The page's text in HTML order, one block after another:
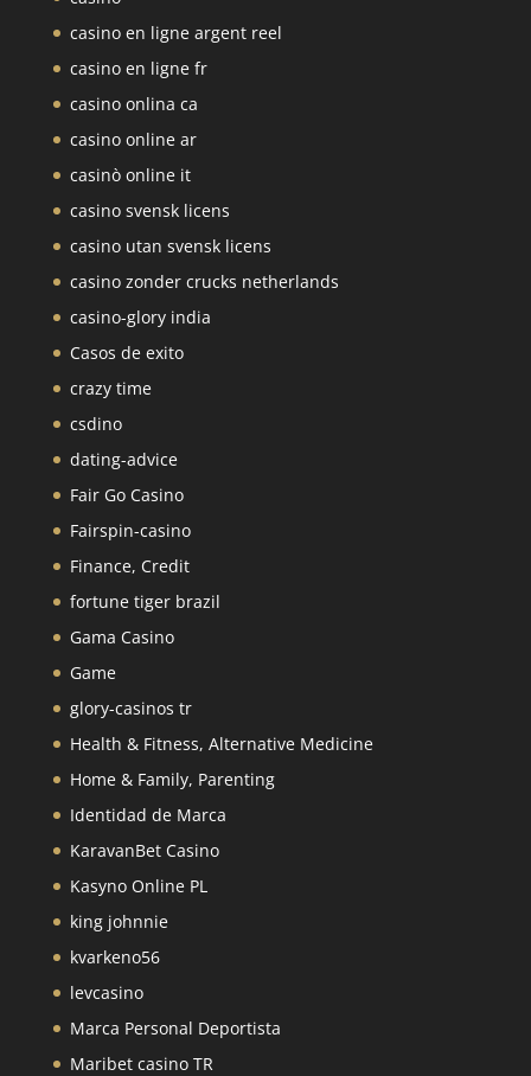
casino en ligne argent reel
casino en ligne fr
casino onlina ca
casino online ar
casinò online it
casino svensk licens
casino utan svensk licens
casino zonder crucks netherlands
casino-glory india
Casos de exito
crazy time
csdino
dating-advice
Fair Go Casino
Fairspin-casino
Finance, Credit
fortune tiger brazil
Gama Casino
Game
glory-casinos tr
Health & Fitness, Alternative Medicine
Home & Family, Parenting
Identidad de Marca
KaravanBet Casino
Kasyno Online PL
king johnnie
kvarkeno56
levcasino
Marca Personal Deportista
Maribet casino TR